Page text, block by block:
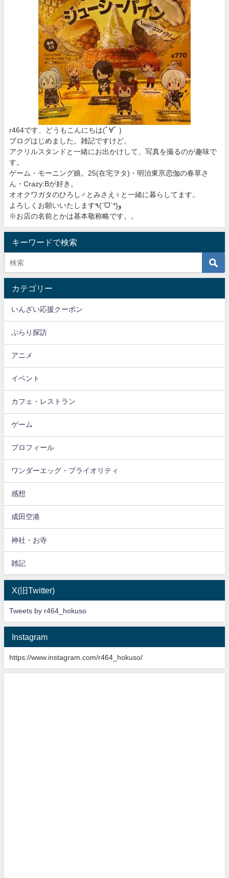
r464です、どうもこんにちは(ﾟ∀ﾟ )
ブログはじめました。雑記ですけど。
アクリルスタンドと一緒にお出かけして、写真を撮るのが趣味で
す。
ゲーム・モーニング娘。25(在宅ヲタ)・明治東亰恋伽の春草さ
ん・Crazy:Bが好き。
オオクワガタのひろし♂とみさえ♀と一緒に暮らしてます。
よろしくお願いいたします٩(ˊᗜˋ*)و
※お店の名前とかは基本敬称略です。。
キーワードで検索
カテゴリー
いんざい応援クーポン
ぶらり探訪
アニメ
イベント
カフェ・レストラン
ゲーム
プロフィール
ワンダーエッグ・プライオリティ
感想
成田空港
神社・お寺
雑記
X(旧Twitter)
Tweets by r464_hokuso
Instagram
https://www.instagram.com/r464_hokuso/